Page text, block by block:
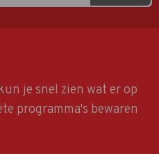
je snel zien wat er op
programma's bewaren